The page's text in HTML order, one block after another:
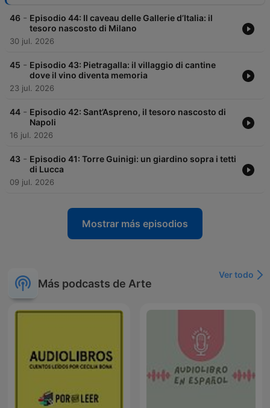
46 - Episodio 44: Il caveau delle Gallerie d’Italia: il
tesoro nascosto di Milano
30 jul. 2026
45 - Episodio 43: Pietragalla: il villaggio di cantine
dove il vino diventa memoria
23 jul. 2026
44 - Episodio 42: Sant’Aspreno, il tesoro nascosto di
Napoli
16 jul. 2026
43 - Episodio 41: Torre Guinigi: un giardino sopra i tetti
di Lucca
09 jul. 2026
Mostrar más episodios
Más podcasts de Arte
Ver todo